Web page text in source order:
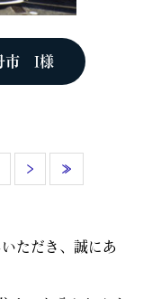
市 I様
› »
ただき、誠にあ